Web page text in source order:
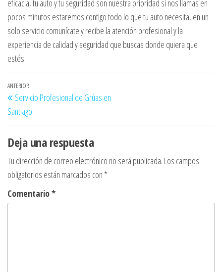
eficacia, tu auto y tu seguridad son nuestra prioridad si nos llamas en
pocos minutos estaremos contigo todo lo que tu auto necesita, en un
solo servicio comunícate y recibe la atención profesional y la
experiencia de calidad y seguridad que buscas donde quiera que
estés.
Navegación
de
entradas
Entrada
anterior
ANTERIOR
Servicio Profesional de Grúas en
Santiago
Deja una respuesta
Tu dirección de correo electrónico no será publicada. Los campos
obligatorios están marcados con *
Comentario*